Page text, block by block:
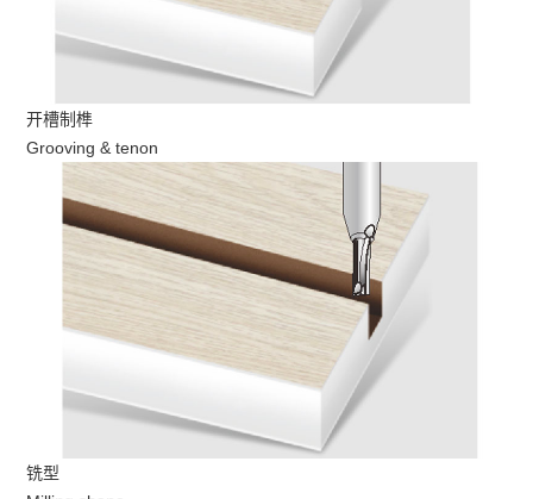
开槽制榫
Grooving & tenon
铣型